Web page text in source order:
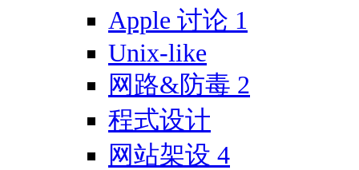
Apple 讨论 1
Unix-like
网路&防毒 2
程式设计
网站架设 4